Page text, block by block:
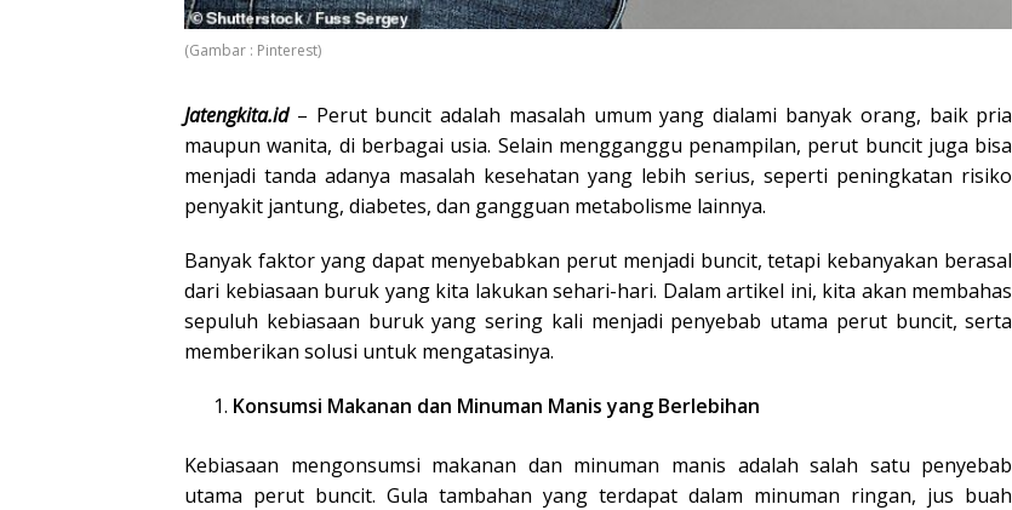
(Gambar : Pinterest)
Jatengkita.id– Perut buncit adalah masalah umum yang dialami banyak orang, baik pria
maupun wanita, di berbagai usia. Selain mengganggu penampilan, perut buncit juga bisa
menjadi tanda adanya masalah kesehatan yang lebih serius, seperti peningkatan risiko
penyakit jantung, diabetes, dan gangguan metabolisme lainnya.
Banyak faktor yang dapat menyebabkan perut menjadi buncit, tetapi kebanyakan berasal
dari kebiasaan buruk yang kita lakukan sehari-hari. Dalam artikel ini, kita akan membahas
sepuluh kebiasaan buruk yang sering kali menjadi penyebab utama perut buncit, serta
memberikan solusi untuk mengatasinya.
Konsumsi Makanan dan Minuman Manis yang Berlebihan
Kebiasaan mengonsumsi makanan dan minuman manis adalah salah satu penyebab
utama perut buncit. Gula tambahan yang terdapat dalam minuman ringan, jus buah